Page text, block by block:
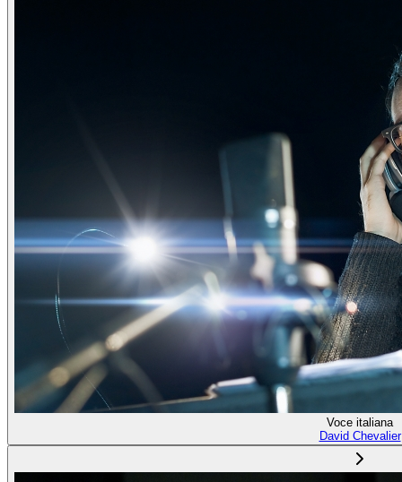
Voce italiana
David Chevalier